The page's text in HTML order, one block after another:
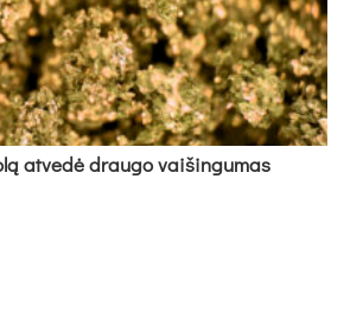
at­ve­dė drau­go vai­šin­gu­mas